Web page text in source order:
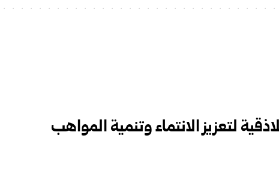
لتعزيز الانتماء وتنمية المواهب